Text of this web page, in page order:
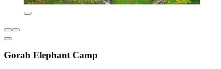
Gorah Elephant Camp